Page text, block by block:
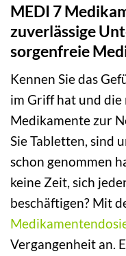
MEDI 7
zuverlässige
sorgenfreie
Kennen Sie das
im Griff hat und
Medikamente zur
Sie Tabletten, sind
schon genommen
keine Zeit, sich
beschäftigen? Mit
Vergangenheit an.